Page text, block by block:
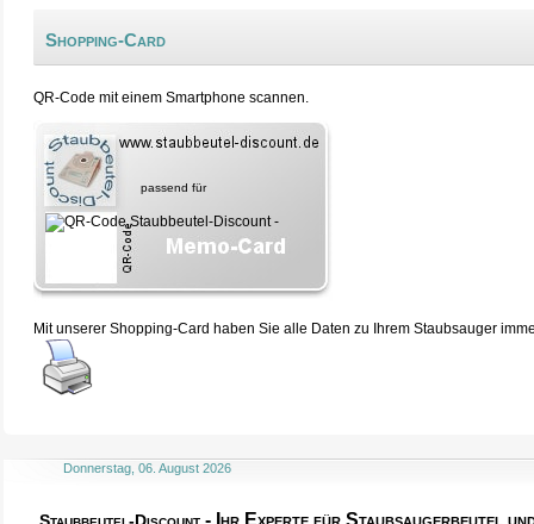
Shopping-Card
QR-Code mit einem Smartphone scannen.
passend für
Mit unserer Shopping-Card haben Sie alle Daten zu Ihrem Staubsauger
Donnerstag, 06. August 2026
- Ihr Experte für Staubsaugerbeutel